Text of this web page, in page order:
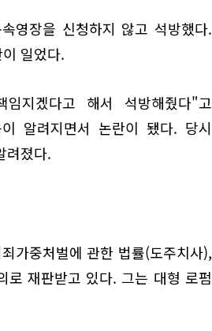
영장을 신청하지 않고 석방했다.
일었다.
지겠다고 해서 석방해줬다"고
알려지면서 논란이 됐다. 당시
려졌다.
가중처벌에 관한 법률(도주치사),
로 재판받고 있다. 그는 대형 로펌